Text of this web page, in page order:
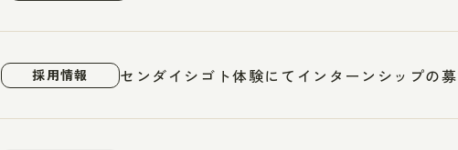
採用情報 センダイシゴト体験にてインターンシップの募